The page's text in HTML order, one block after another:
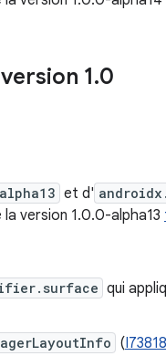
1.0
et d'
version 1.0.0-alpha13
qui
(I73818